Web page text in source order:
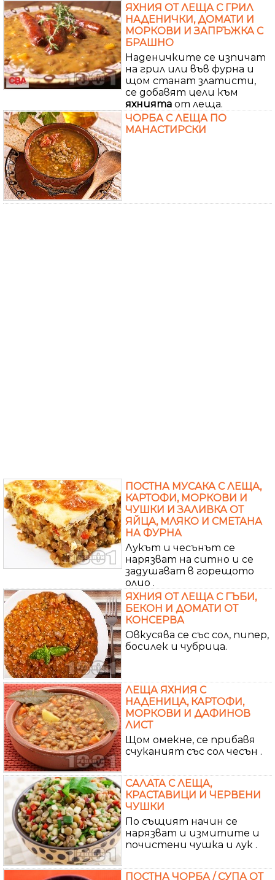
ЯХНИЯ ОТ ЛЕЩА С ГРИЛ
НАДЕНИЧКИ, ДОМАТИ И
МОРКОВИ И ЗАПРЪЖКА С
БРАШНО
Наденичките се изпичат
на грил или във фурна и
щом станат златисти,
се добавят цели към
яхнията от леща.
ЧОРБА С ЛЕЩА ПО
МАНАСТИРСКИ
ПОСТНА МУСАКА С ЛЕЩА,
КАРТОФИ, МОРКОВИ И
ЧУШКИ И ЗАЛИВКА ОТ
ЯЙЦА, МЛЯКО И СМЕТАНА
НА ФУРНА
Лукът и чесънът се
нарязват на ситно и се
задушават в горещото
олио .
ЯХНИЯ ОТ ЛЕЩА С ГЪБИ,
БЕКОН И ДОМАТИ ОТ
КОНСЕРВА
Овкусява се със сол, пипер,
босилек и чубрица.
ЛЕЩА ЯХНИЯ С
НАДЕНИЦА, КАРТОФИ,
МОРКОВИ И ДАФИНОВ
ЛИСТ
Щом омекне, се прибавя
счуканият със сол чесън .
САЛАТА С ЛЕЩА,
КРАСТАВИЦИ И ЧЕРВЕНИ
ЧУШКИ
По същият начин се
нарязват и измитите и
почистени чушка и лук .
ПОСТНА ЧОРБА / СУПА ОТ